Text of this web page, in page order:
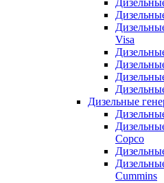
Visa
Дизельные
Copco
Cummins